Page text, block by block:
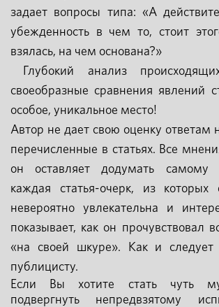
задает вопросы типа: «А
убежденность в чем то, стоит
взялась, на чем основана?»
Глубокий анализ
своеобразные сравнения явлений
особое, уникальное место!
Автор не дает свою оценку ответам
перечисленные в статьях. Все
он оставляет додумать самому
каждая статья-очерк, из которых
невероятно увлекательна и
показывает, как он прочувствовал
«на своей шкуре». Как и
публицисту.
Если Вы хотите стать чуть
подвергнуть непредвзятому